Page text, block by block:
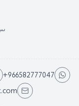
+966582777047